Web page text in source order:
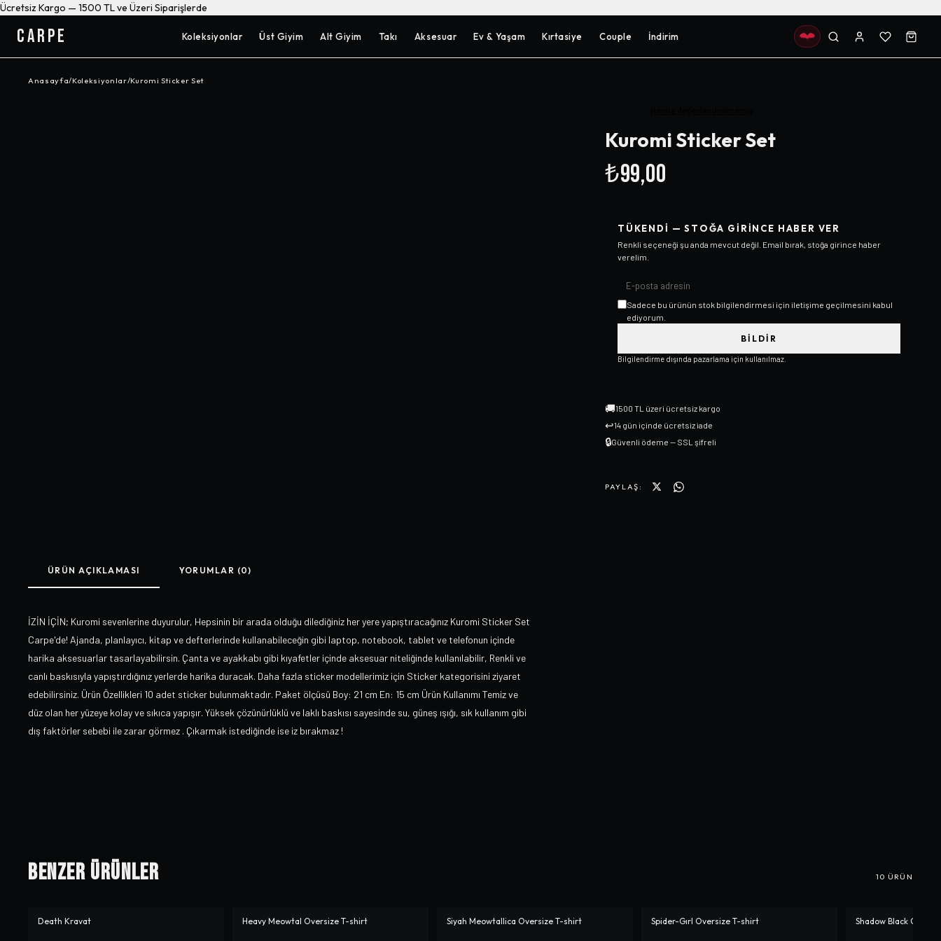
Ücretsiz Kargo — 1500 TL ve Üzeri Siparişlerde
CARPE Koleksiyonlar Üst Giyim Alt Giyim Takı Aksesuar Ev & Yaşam Kırtasiye Couple İndirim
Anasayfa/Koleksiyonlar/Kuromi Sticker Set
Kuromi Sticker Set
₺99,00
TÜKENDI — STOĞA GIRINCE HABER VER
Renkli seçeneği şu anda mevcut değil. Email bırak, stoğa girince haber
verelim.
Sadece bu ürünün stok bilgilendirmesi için iletişime geçilmesini kabul
ediyorum.
BILDIR
Bilgilendirme dışında pazarlama için kullanılmaz.
🚚1500 TL üzeri ücretsiz kargo
↩14 gün içinde ücretsiz iade
🔒Güvenli ödeme — SSL şifreli
PAYLAŞ:
ÜRÜN AÇIKLAMASI YORUMLAR (0)
İZİN İÇİN; Kuromi sevenlerine duyurulur, Hepsinin bir arada olduğu dilediğiniz her yere yapıştıracağınız Kuromi Sticker Set
Carpe'de! Ajanda, planlayıcı, kitap ve defterlerinde kullanabileceğin gibi laptop, notebook, tablet ve telefonun içinde
harika aksesuarlar tasarlayabilirsin. Çanta ve ayakkabı gibi kıyafetler içinde aksesuar niteliğinde kullanılabilir, Renkli ve
canlı baskısıyla yapıştırdığınız yerlerde harika duracak. Daha fazla sticker modellerimiz için Sticker kategorisini ziyaret
edebilirsiniz. Ürün Özellikleri 10 adet sticker bulunmaktadır. Paket ölçüsü Boy: 21 cm En: 15 cm Ürün Kullanımı Temiz ve
düz olan her yüzeye kolay ve sıkıca yapışır. Yüksek çözünürlüklü ve laklı baskısı sayesinde su, güneş ışığı, sık kullanım gibi
dış faktörler sebebi ile zarar görmez . Çıkarmak istediğinde ise iz bırakmaz !
Benzer Ürünler 10 ÜRÜN
-%37
Death Kravat -%10
Heavy Meowtal Oversize T-shirt -%10
Siyah Meowtallica Oversize T-shirt -%10
Spider-Gırl Oversize T-shirt -%10
Shadow Black